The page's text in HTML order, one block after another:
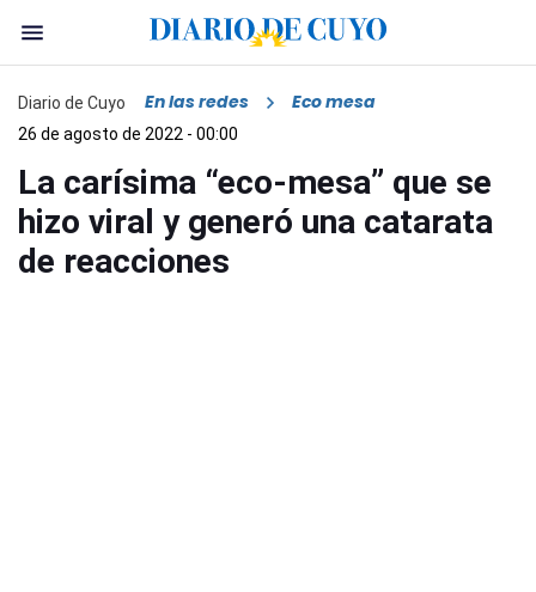
Diario de Cuyo En las redes Eco mesa
26 de agosto de 2022 - 00:00
La carísima “eco-mesa” que se
hizo viral y generó una catarata
de reacciones